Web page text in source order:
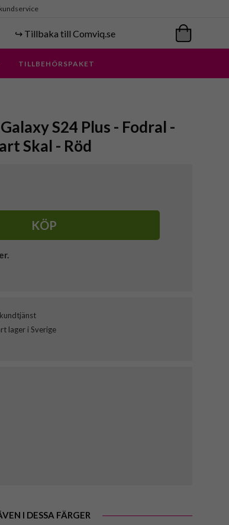
↪️ Tillbaka till Comviq.se
TILLBEHÖRSPAKET
S24 Plus - Fodral -
Skal - Röd
KÖP
lager i Sverige
I DESSA FÄRGER